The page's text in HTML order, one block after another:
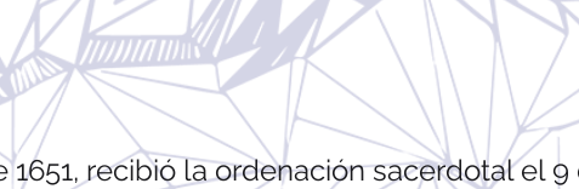
recibió la ordenación sacerdotal el